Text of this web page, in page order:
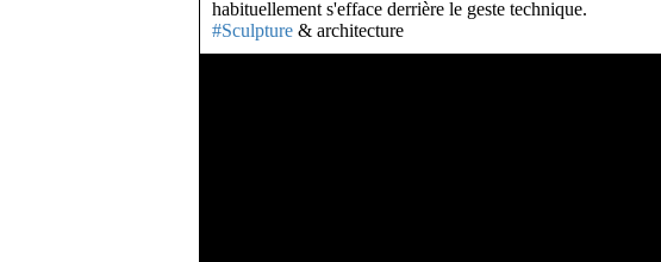
habituellement s'efface derrière le geste technique.
#Sculpture& architecture